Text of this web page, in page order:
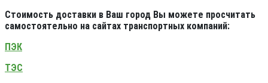
Стоимость доставки в Ваш город Вы можете просчитать
самостоятельно на сайтах транспортных компаний:
ПЭК
ТЭС